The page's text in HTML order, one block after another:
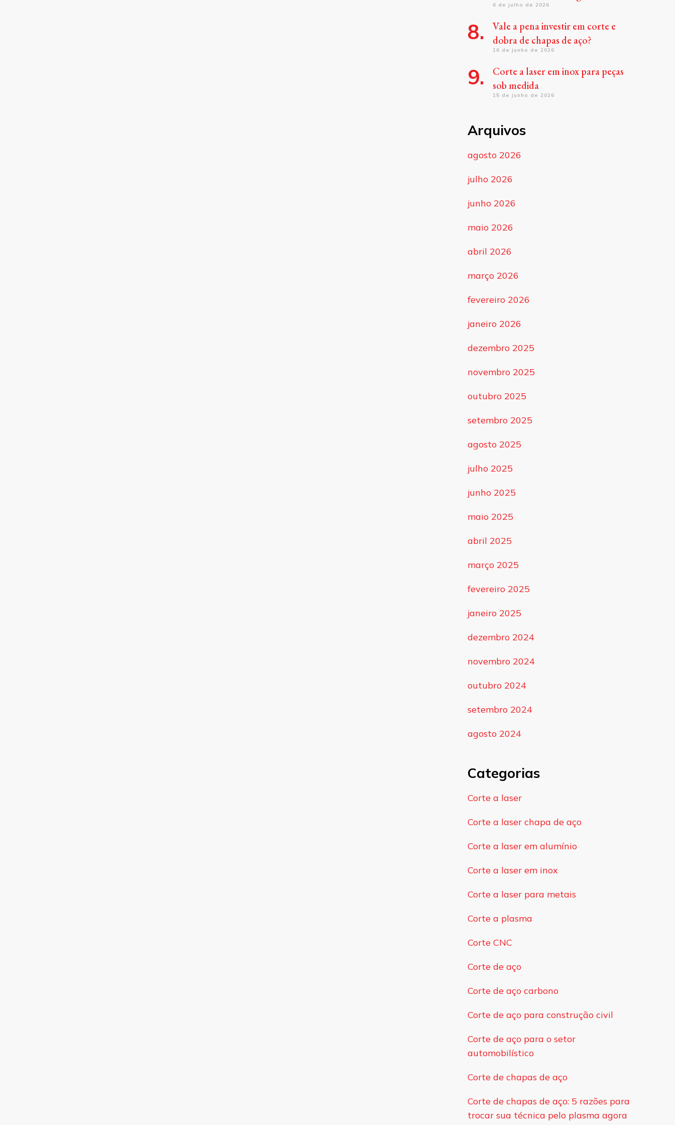
6 de julho de 2026
Vale a pena investir em corte e
dobra de chapas de aço?
16 de junho de 2026
Corte a laser em inox para peças
sob medida
15 de junho de 2026
Arquivos
agosto 2026
julho 2026
junho 2026
maio 2026
abril 2026
março 2026
fevereiro 2026
janeiro 2026
dezembro 2025
novembro 2025
outubro 2025
setembro 2025
agosto 2025
julho 2025
junho 2025
maio 2025
abril 2025
março 2025
fevereiro 2025
janeiro 2025
dezembro 2024
novembro 2024
outubro 2024
setembro 2024
agosto 2024
Categorias
Corte a laser
Corte a laser chapa de aço
Corte a laser em alumínio
Corte a laser em inox
Corte a laser para metais
Corte a plasma
Corte CNC
Corte de aço
Corte de aço carbono
Corte de aço para construção civil
Corte de aço para o setor
automobilístico
Corte de chapas de aço
Corte de chapas de aço: 5 razões para
trocar sua técnica pelo plasma agora